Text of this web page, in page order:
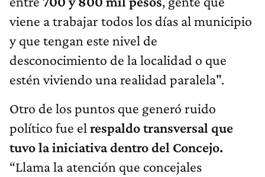
viene a trabajar todos los días al municipio
y que tengan este nivel de
desconocimiento de la localidad o que
estén viviendo una realidad paralela".
Otro de los puntos que generó ruido
político fue el respaldo transversal que
tuvo la iniciativa dentro del Concejo.
“Llama la atención que concejales